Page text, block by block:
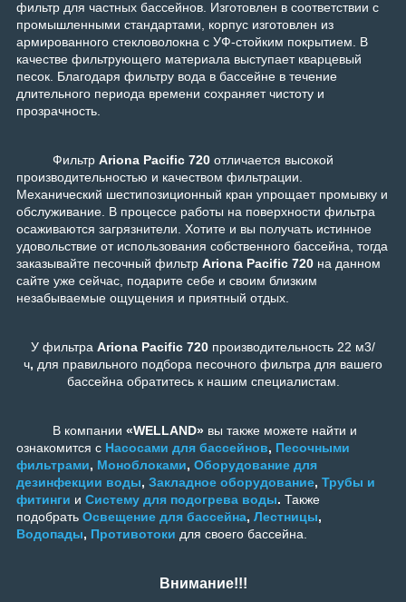
фильтр для частных бассейнов. Изготовлен в соответствии с
промышленными стандартами, корпус изготовлен из
армированного стекловолокна с УФ-стойким покрытием. В
качестве фильтрующего материала выступает кварцевый
песок. Благодаря фильтру вода в бассейне в течение
длительного периода времени сохраняет чистоту и
прозрачность.
Фильтр Ariona Pacific 720 отличается высокой
производительностью и качеством фильтрации.
Механический шестипозиционный кран упрощает промывку и
обслуживание. В процессе работы на поверхности фильтра
осаживаются загрязнители. Хотите и вы получать истинное
удовольствие от использования собственного бассейна, тогда
заказывайте песочный фильтр Ariona Pacific 720 на данном
сайте уже сейчас, подарите себе и своим близким
незабываемые ощущения и приятный отдых.
У фильтра Ariona Pacific 720 производительность 22 м3/
ч, для правильного подбора песочного фильтра для вашего
бассейна обратитесь к нашим специалистам.
В компании «WELLAND» вы также можете найти и
ознакомится с Насосами для бассейнов, Песочными
фильтрами, Моноблоками, Оборудование для
дезинфекции воды, Закладное оборудование, Трубы и
фитинги и Систему для подогрева воды. Также
подобрать Освещение для бассейна, Лестницы,
Водопады, Противотоки для своего бассейна.
Внимание!!!